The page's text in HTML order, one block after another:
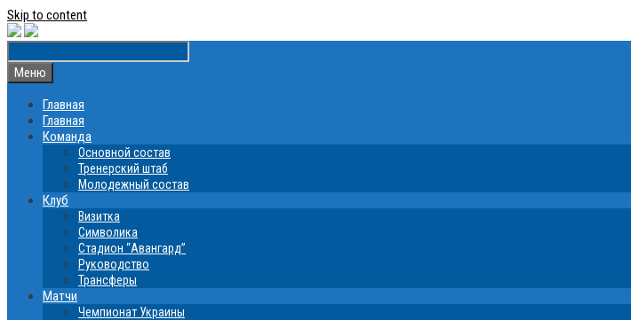
Skip to content
Меню
Главная
Главная
Команда
Основной состав
Тренерский штаб
Молодежный состав
Клуб
Визитка
Символика
Стадион “Авангард”
Руководство
Трансферы
Матчи
Чемпионат Украины